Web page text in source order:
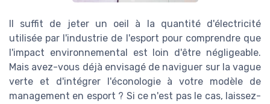
Il suffit de jeter un oeil à la quantité d'électricité
utilisée par l'industrie de l'esport pour comprendre que
l'impact environnemental est loin d'être négligeable.
Mais avez-vous déjà envisagé de naviguer sur la vague
verte et d'intégrer l'éconologie à votre modèle de
management en esport ? Si ce n'est pas le cas, laissez-